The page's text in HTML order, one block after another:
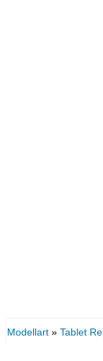
Modellart » Tablet